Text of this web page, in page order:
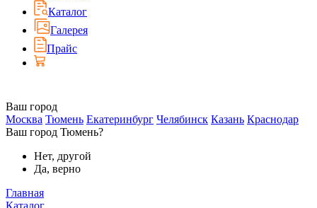
Каталог
Галерея
Прайс
Ваш город
Москва Тюмень Екатеринбург Челябинск Казань Краснодар
Ваш город Тюмень?
Нет, другой
Да, верно
Главная
Каталог